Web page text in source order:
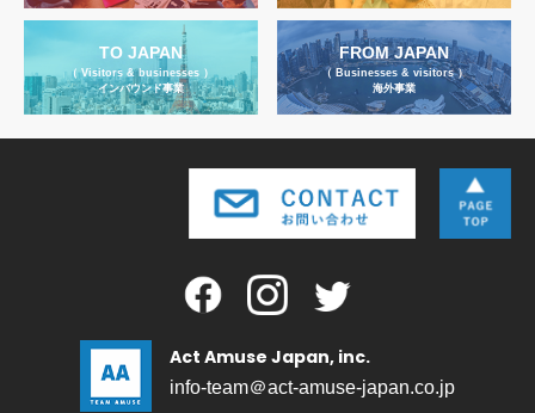
TO JAPAN
（ Visitors & businesses ）
インバウンド事業
FROM JAPAN
（ Businesses & visitors ）
海外事業
Act Amuse Japan, inc.
info-team＠act-amuse-japan.co.jp